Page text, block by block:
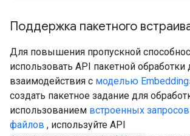
Поддержка пакетного
Для повышения пропускной
использовать API пакетной обработки
взаимодействия с моделью
создать пакетное задание для
использованием встроенных запросов
файлов , используйте API